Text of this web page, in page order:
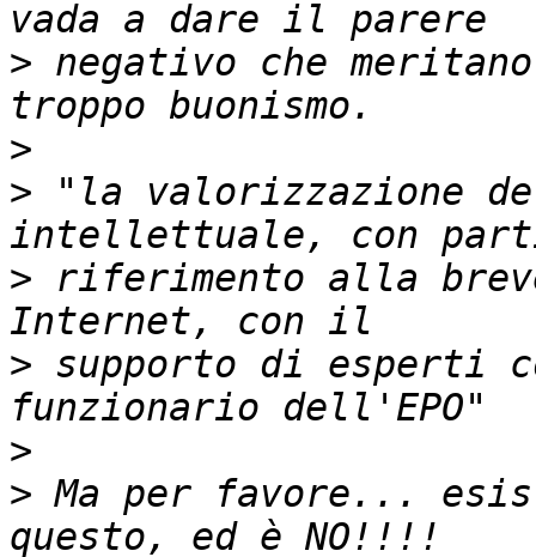
> negativo che
>
> "la valorizzazione
> riferimento alla
> supporto di esperti
>
> Ma per favore...